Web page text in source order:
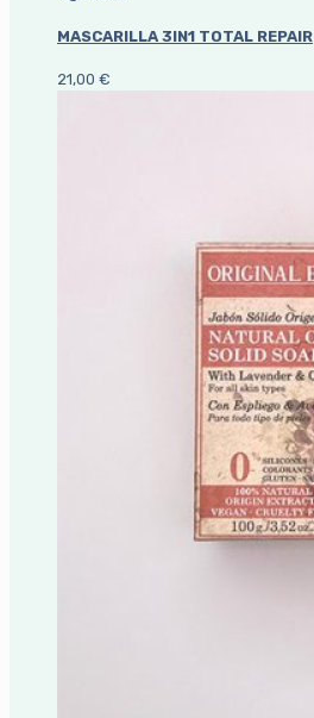
MASCARILLA 3IN1 TOTAL REPAIR
21,00 €